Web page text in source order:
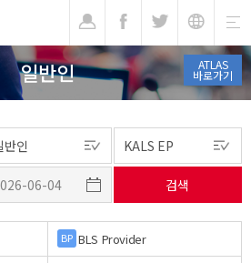
ATLAS
바로가기
일반인
BP BLS Provider